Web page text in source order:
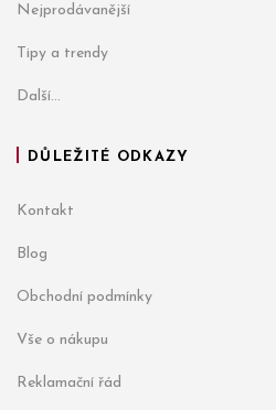
Nejprodávanější
Tipy a trendy
Další...
DŮLEŽITÉ ODKAZY
Kontakt
Blog
Obchodní podmínky
Vše o nákupu
Reklamační řád